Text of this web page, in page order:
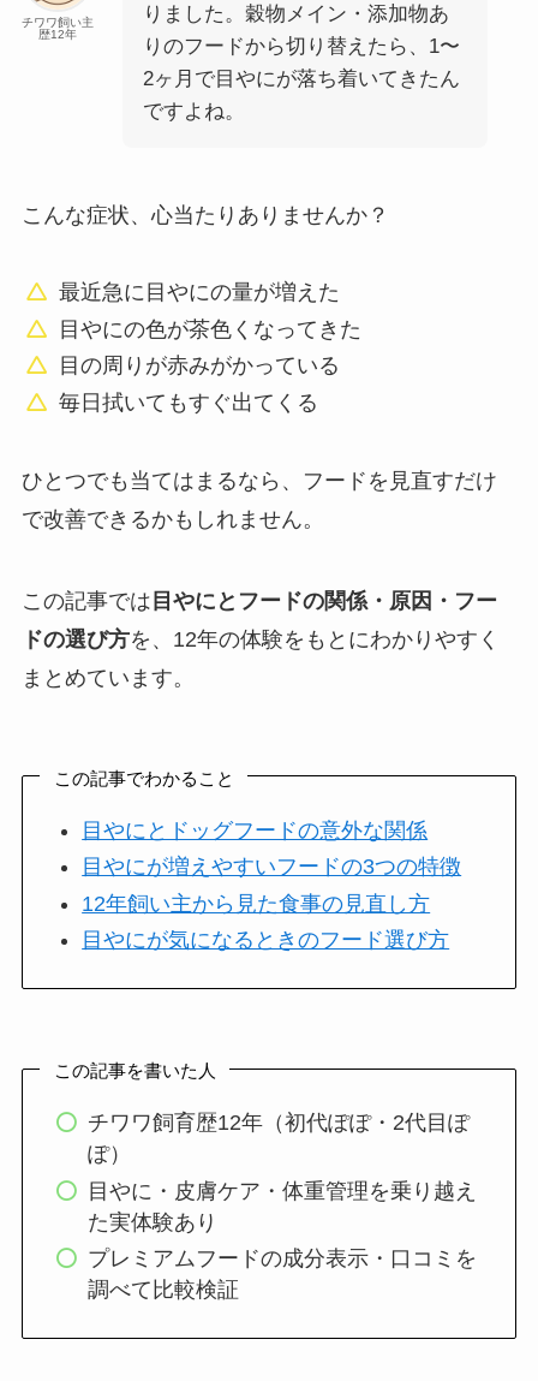
チワワ飼い主
歴12年
りました。穀物メイン・添加物あ
りのフードから切り替えたら、1〜
2ヶ月で目やにが落ち着いてきたん
ですよね。
こんな症状、心当たりありませんか？
最近急に目やにの量が増えた
目やにの色が茶色くなってきた
目の周りが赤みがかっている
毎日拭いてもすぐ出てくる
ひとつでも当てはまるなら、フードを見直すだけ
で改善できるかもしれません。
この記事では 目やにとフードの関係・原因・フー
ドの選び方を、12年の体験をもとにわかりやすく
まとめています。
この記事でわかること
目やにとドッグフードの意外な関係
目やにが増えやすいフードの3つの特徴
12年飼い主から見た食事の見直し方
目やにが気になるときのフード選び方
この記事を書いた人
チワワ飼育歴12年（初代ぽぽ・2代目ぽ
ぽ）
目やに・皮膚ケア・体重管理を乗り越え
た実体験あり
プレミアムフードの成分表示・口コミを
調べて比較検証